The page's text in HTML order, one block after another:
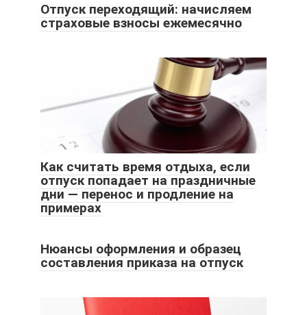
Отпуск переходящий: начисляем
страховые взносы ежемесячно
Как считать время отдыха, если
отпуск попадает на праздничные
дни — перенос и продление на
примерах
Нюансы оформления и образец
составления приказа на отпуск